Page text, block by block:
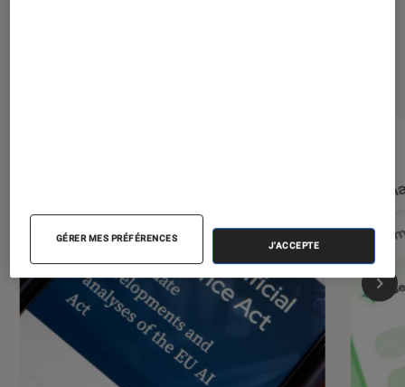
GÉRER MES PRÉFÉRENCES
J'ACCEPTE